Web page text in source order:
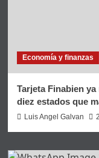
Economía y finanzas
Tarjeta Finabien
diez estados que
Luis Angel Galvan